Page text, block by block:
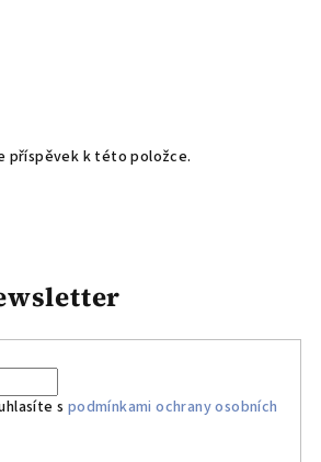
příspěvek k této položce.
s podmínkami ochrany osobních